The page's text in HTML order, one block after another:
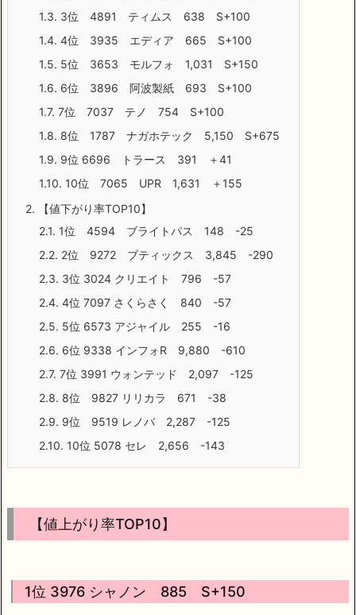
1.3. 3位 4891 ティムス 638 S+100
1.4. 4位 3935 エディア 665 S+100
1.5. 5位 3653 モルフォ 1,031 S+150
1.6. 6位 3896 阿波製紙 693 S+100
1.7. 7位 7037 テノ 754 S+100
1.8. 8位 1787 ナガホテック 5,150 S+675
1.9. 9位 6696 トラース 391 ＋41
1.10. 10位 7065 UPR 1,631 ＋155
2. 【値下がり率TOP10】
2.1. 1位 4594 ブライトパス 148 -25
2.2. 2位 9272 ブティックス 3,845 -290
2.3. 3位 3024 クリエイト 796 -57
2.4. 4位 7097 さくらさく 840 -57
2.5. 5位 6573 アジャイル 255 -16
2.6. 6位 9338 インフォR 9,880 -610
2.7. 7位 3991 ウォンテッド 2,097 -125
2.8. 8位 9827 リリカラ 671 -38
2.9. 9位 9519 レノバ 2,287 -125
2.10. 10位 5078 セレ 2,656 -143
【値上がり率TOP10】
1位 3976 シャノン 885 S+150